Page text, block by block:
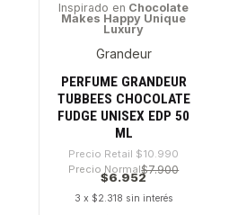
-36%
Inspirado en Chocolate
Makes Happy Unique
Luxury
Grandeur
PERFUME GRANDEUR
TUBBEES CHOCOLATE
FUDGE UNISEX EDP 50
ML
Precio Retail $10.990
Precio Normal$7.900
$6.952
3 x $2.318 sin interés